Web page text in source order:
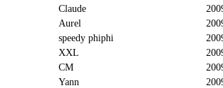
Claude
Aurel
speedy phiphi
XXL
CM
Yann